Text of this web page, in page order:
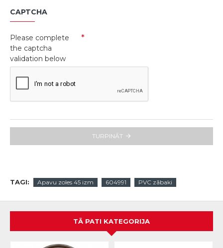
CAPTCHA
Please complete
the captcha
validation below
TURPINĀT
TAGI: Apavu zoles 45 izm 604991 PVC zābaki
TĀ PATI KATEGORIJA